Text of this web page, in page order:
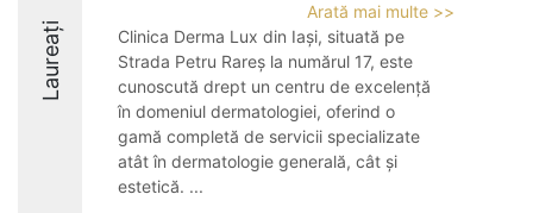
Laureați
Arată mai multe >>
Clinica Derma Lux din Iași, situată pe
Strada Petru Rareș la numărul 17, este
cunoscută drept un centru de excelență
în domeniul dermatologiei, oferind o
gamă completă de servicii specializate
atât în dermatologie generală, cât și
estetică. ...